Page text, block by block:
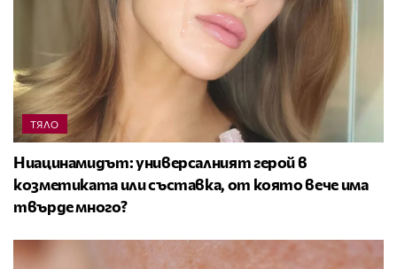
ТЯЛО
Ниацинамидът: универсалният герой в
козметиката или съставка, от която вече има
твърде много?